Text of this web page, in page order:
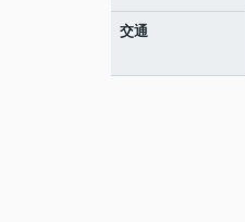
交通